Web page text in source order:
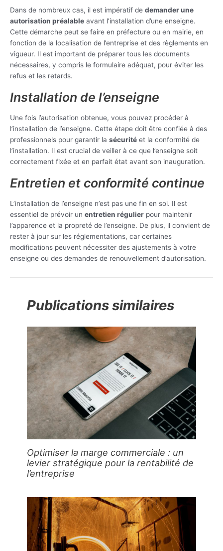
Dans de nombreux cas, il est impératif de demander une
autorisation préalable avant l’installation d’une enseigne.
Cette démarche peut se faire en préfecture ou en mairie, en
fonction de la localisation de l’entreprise et des règlements en
vigueur. Il est important de préparer tous les documents
nécessaires, y compris le formulaire adéquat, pour éviter les
refus et les retards.
Installation de l’enseigne
Une fois l’autorisation obtenue, vous pouvez procéder à
l’installation de l’enseigne. Cette étape doit être confiée à des
professionnels pour garantir la sécurité et la conformité de
l’installation. Il est crucial de veiller à ce que l’enseigne soit
correctement fixée et en parfait état avant son inauguration.
Entretien et conformité continue
L’installation de l’enseigne n’est pas une fin en soi. Il est
essentiel de prévoir un entretien régulier pour maintenir
l’apparence et la propreté de l’enseigne. De plus, il convient de
rester à jour sur les réglementations, car certaines
modifications peuvent nécessiter des ajustements à votre
enseigne ou des demandes de renouvellement d’autorisation.
Publications similaires
Optimiser la marge commerciale : un
levier stratégique pour la rentabilité de
l’entreprise